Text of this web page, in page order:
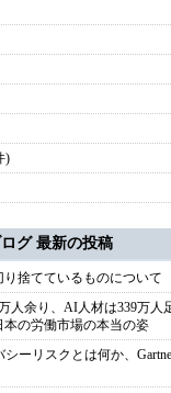
)
グ 最新の投稿
捨てているものについて
人余り、AI人材は339万
の労働市場の本当の姿
ーリスクとは何か、